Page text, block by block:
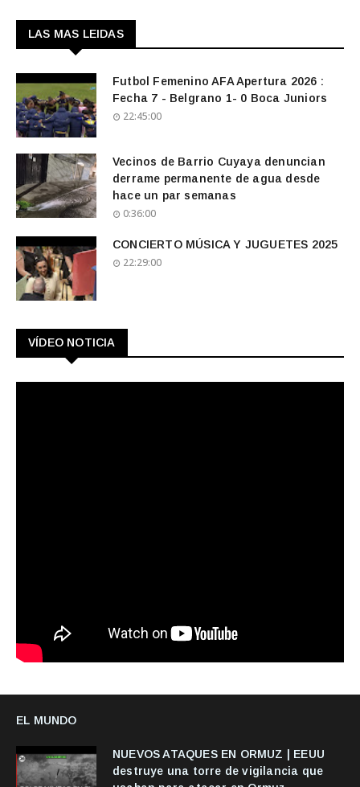
LAS MAS LEIDAS
Futbol Femenino AFA Apertura 2026 :
Fecha 7 - Belgrano 1- 0 Boca Juniors
22:45:00
Vecinos de Barrio Cuyaya denuncian
derrame permanente de agua desde
hace un par semanas
0:36:00
CONCIERTO MÚSICA Y JUGUETES 2025
22:29:00
VÍDEO NOTICIA
EL MUNDO
NUEVOS ATAQUES EN ORMUZ | EEUU
destruye una torre de vigilancia que